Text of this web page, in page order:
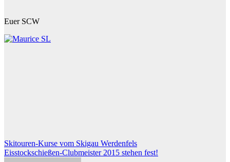
Euer SCW
Beitragsnavigation
Skitouren-Kurse vom Skigau Werdenfels
Eisstockschießen-Clubmeister 2015 stehen fest!